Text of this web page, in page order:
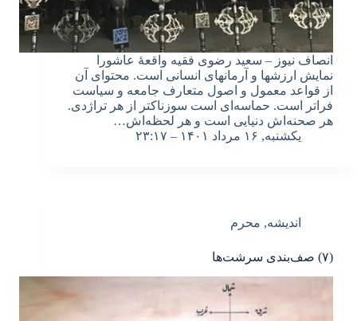
انصاف نیوز – سعید رضوی فقیه واقعۀ عاشورا
نمایش ارزشها و آرمانهای انسانی است. محتوای آن
از قواعد معمول و اصول متعارف جامعه و سیاست
فراتر است. حماسه‌ای است سوزناکتر از هر تراژدی.
هر صحنه‌اش دنیایی است و هر لحظه‌اش…
یکشنبه, ۱۶ مرداد ۱۴۰۱ – ۲۳:۱۷
اندیشه, محرم
(۷) صف‌بندی سرشت‌ها